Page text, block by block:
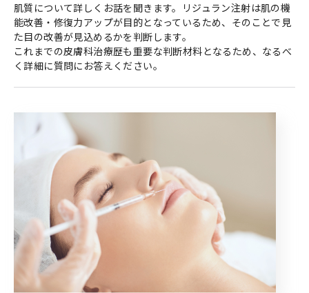
肌質について詳しくお話を聞きます。リジュラン注射は肌の機
能改善・修復力アップが目的となっているため、そのことで見
た目の改善が見込めるかを判断します。
これまでの皮膚科治療歴も重要な判断材料となるため、なるべ
く詳細に質問にお答えください。